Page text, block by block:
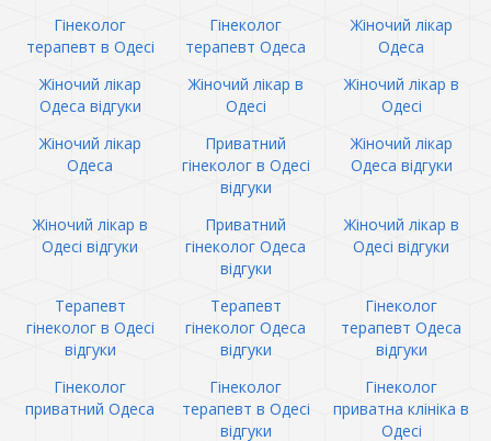
Гінеколог
терапевт в Одесі
Гінеколог
терапевт Одеса
Жіночий лікар
Одеса
Жіночий лікар
Одеса відгуки
Жіночий лікар в
Одесі
Жіночий лікар в
Одесі
Жіночий лікар
Одеса
Приватний
гінеколог в Одесі
відгуки
Жіночий лікар
Одеса відгуки
Жіночий лікар в
Одесі відгуки
Приватний
гінеколог Одеса
відгуки
Жіночий лікар в
Одесі відгуки
Терапевт
гінеколог в Одесі
відгуки
Терапевт
гінеколог Одеса
відгуки
Гінеколог
терапевт Одеса
відгуки
Гінеколог
приватний Одеса
Гінеколог
терапевт в Одесі
відгуки
Гінеколог
приватна клініка в
Одесі